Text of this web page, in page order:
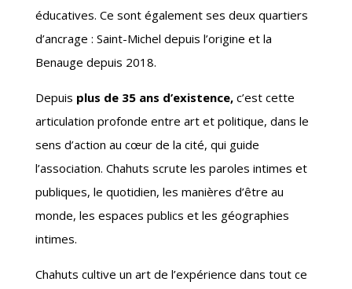
éducatives. Ce sont également ses deux quartiers
d’ancrage : Saint-Michel depuis l’origine et la
Benauge depuis 2018.
Depuis plus de 35 ans d’existence,c’est cette
articulation profonde entre art et politique, dans le
sens d’action au cœur de la cité, qui guide
l’association. Chahuts scrute les paroles intimes et
publiques, le quotidien, les manières d’être au
monde, les espaces publics et les géographies
intimes.
Chahuts cultive un art de l’expérience dans tout ce